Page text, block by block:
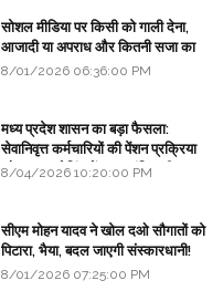
सोशल मीडिया पर किसी को गाली देना,
आजादी या अपराध और कितनी सजा का
प्रावधान - free legal advice
8/01/2026 06:36:00 PM
मध्य प्रदेश शासन का बड़ा फैसला:
सेवानिवृत्त कर्मचारियों की पेंशन प्रक्रिया
और बजट कोडिंग में हुए क्रांतिकारी
8/04/2026 10:20:00 PM
सीएम मोहन यादव ने खोल दओ सौगातों को
पिटारा, भैया, बदल जाएगी संस्कारधानी!
8/01/2026 07:25:00 PM